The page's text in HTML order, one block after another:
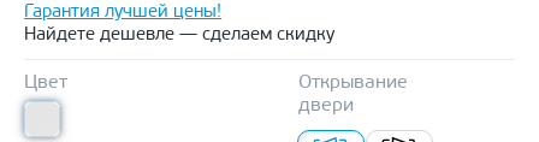
Гарантия лучшей цены!
Найдете дешевле — сделаем скидку
Цвет
Открывание
двери